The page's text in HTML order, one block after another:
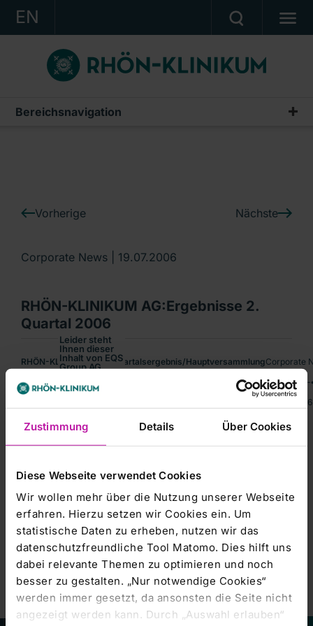
Zustimmung Details Über Cookies
Diese Webseite verwendet Cookies
Wir wollen mehr über die Nutzung unserer Webseite
erfahren. Hierzu setzen wir Cookies ein. Um
statistische Daten zu erheben, nutzen wir das
datenschutzfreundliche Tool Matomo. Dies hilft uns
dabei relevante Themen zu optimieren und noch
besser zu gestalten. „Nur notwendige Cookies“
werden immer gesetzt, da ansonsten die Seite nicht
angezeigt werden kann. Durch „Auswahl erlauben“
EN
KONZERN
KLINIKEN
KARRIERE
Ein Unternehmen der RHÖN-KLINIKUM AG
Bereichsnavigation
IR-News
Vorherige Nächste
Corporate News | 19.07.2006
RHÖN-KLINIKUM AG:Ergebnisse 2.
Quartal 2006
RHÖN-KLINIKUM AG / Quartalsergebnis/HauptversammlungCorporate
RHÖN-KLINIKUM AG, Bad Neustadt /Saale - Ergebnisse 2. Quartal
Sprache: DeutschEmittent: RHÖN-KLINIKUM AG Salzburger Leite 1
Leider steht
Ihnen dieser
Inhalt von EQS
Group AG
zur
Verfügung.
optimale
Nutzererlebnis
zu
bitten wir Sie
anzupassen.
Marketing-
Cookies
akzeptieren
Kursentwicklung